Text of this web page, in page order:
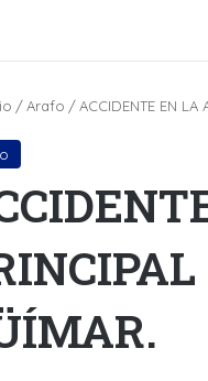
/Arafo /ACCIDENTE EN LA